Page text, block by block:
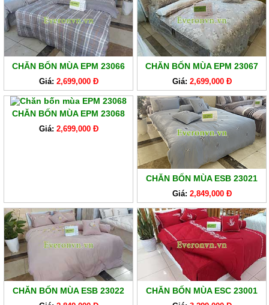
CHĂN BỐN MÙA EPM 23066
Giá: 2,699,000 Đ
CHĂN BỐN MÙA EPM 23067
Giá: 2,699,000 Đ
CHĂN BỐN MÙA EPM 23068
Giá: 2,699,000 Đ
CHĂN BỐN MÙA ESB 23021
Giá: 2,849,000 Đ
CHĂN BỐN MÙA ESB 23022 CHĂN BỐN MÙA ESC 23001